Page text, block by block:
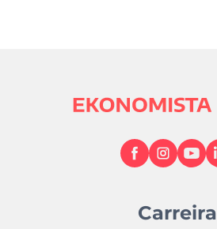
Carreira